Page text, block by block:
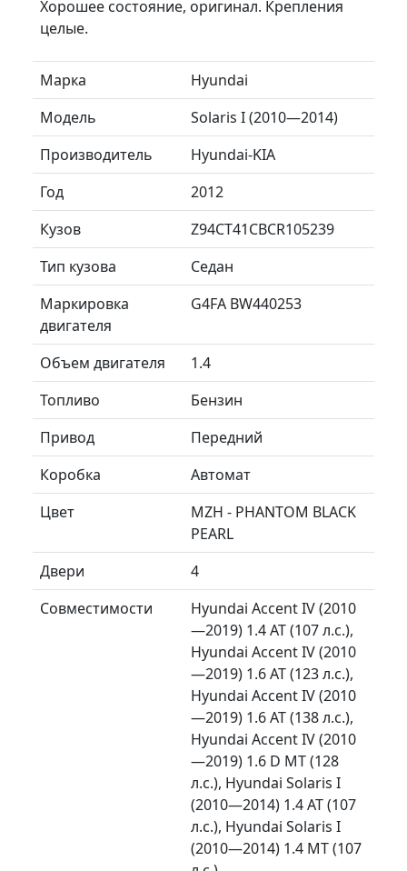
Хорошее состояние, оригинал. Крепления
целые.
Марка
Hyundai
Модель
Solaris I (2010—2014)
Производитель
Hyundai-KIA
Год
2012
Кузов
Z94CT41CBCR105239
Тип кузова
Седан
Маркировка
двигателя
G4FA BW440253
Объем двигателя
1.4
Топливо
Бензин
Привод
Передний
Коробка
Автомат
Цвет
MZH - PHANTOM BLACK
PEARL
Двери
4
Совместимости
Hyundai Accent IV (2010
—2019) 1.4 AT (107 л.с.),
Hyundai Accent IV (2010
—2019) 1.6 AT (123 л.с.),
Hyundai Accent IV (2010
—2019) 1.6 AT (138 л.с.),
Hyundai Accent IV (2010
—2019) 1.6 D MT (128
л.с.), Hyundai Solaris I
(2010—2014) 1.4 AT (107
л.с.), Hyundai Solaris I
(2010—2014) 1.4 MT (107